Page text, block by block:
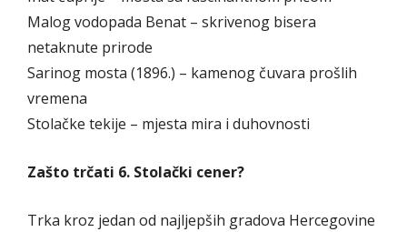
Malog vodopada Benat – skrivenog bisera
netaknute prirode
Sarinog mosta (1896.) – kamenog čuvara prošlih
vremena
Stolačke tekije – mjesta mira i duhovnosti
Zašto trčati 6. Stolački cener?
Trka kroz jedan od najljepših gradova Hercegovine